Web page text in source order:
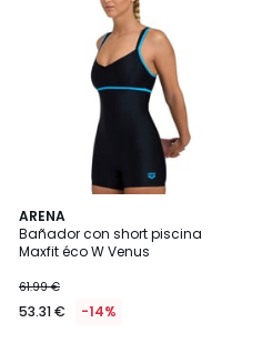
ARENA
Bañador con short piscina
Maxfit éco W Venus
61.99 €
53.31 € -14%
3,5
/ 5